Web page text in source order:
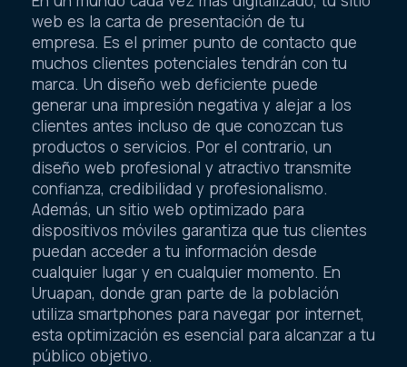
web es la carta de presentación de tu
empresa. Es el primer punto de contacto que
muchos clientes potenciales tendrán con tu
marca. Un diseño web deficiente puede
generar una impresión negativa y alejar a los
clientes antes incluso de que conozcan tus
productos o servicios. Por el contrario, un
diseño web profesional y atractivo transmite
confianza, credibilidad y profesionalismo.
Además, un sitio web optimizado para
dispositivos móviles garantiza que tus clientes
puedan acceder a tu información desde
cualquier lugar y en cualquier momento. En
Uruapan, donde gran parte de la población
utiliza smartphones para navegar por internet,
esta optimización es esencial para alcanzar a tu
público objetivo.